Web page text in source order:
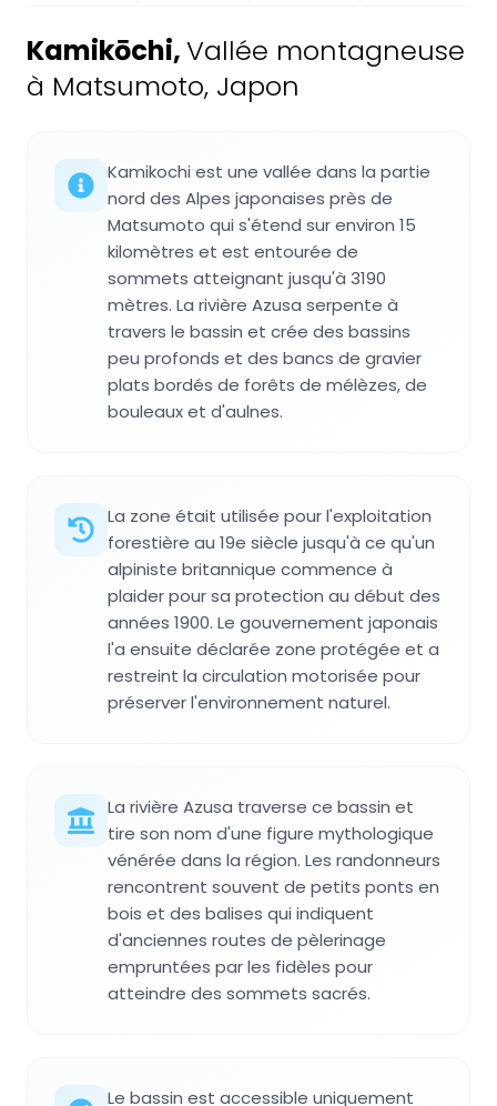
Kamikōchi,Vallée montagneuse
à Matsumoto, Japon
Kamikochi est une vallée dans la partie
nord des Alpes japonaises près de
Matsumoto qui s'étend sur environ 15
kilomètres et est entourée de
sommets atteignant jusqu'à 3190
mètres. La rivière Azusa serpente à
travers le bassin et crée des bassins
peu profonds et des bancs de gravier
plats bordés de forêts de mélèzes, de
bouleaux et d'aulnes.
La zone était utilisée pour l'exploitation
forestière au 19e siècle jusqu'à ce qu'un
alpiniste britannique commence à
plaider pour sa protection au début des
années 1900. Le gouvernement japonais
l'a ensuite déclarée zone protégée et a
restreint la circulation motorisée pour
préserver l'environnement naturel.
La rivière Azusa traverse ce bassin et
tire son nom d'une figure mythologique
vénérée dans la région. Les randonneurs
rencontrent souvent de petits ponts en
bois et des balises qui indiquent
d'anciennes routes de pèlerinage
empruntées par les fidèles pour
atteindre des sommets sacrés.
Le bassin est accessible uniquement